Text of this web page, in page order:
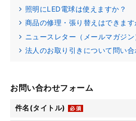
照明にLED電球は使えますか？
商品の修理・張り替えはできます
ニュースレター（メールマガジ
法人のお取り引きについて問い
お問い合わせフォーム
件名(タイトル)